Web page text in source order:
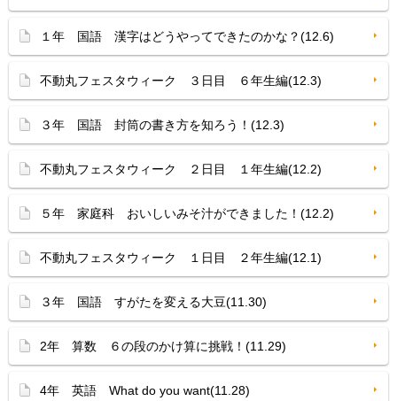
１年 国語 漢字はどうやってできたのかな？(12.6)
不動丸フェスタウィーク ３日目 ６年生編(12.3)
３年 国語 封筒の書き方を知ろう！(12.3)
不動丸フェスタウィーク ２日目 １年生編(12.2)
５年 家庭科 おいしいみそ汁ができました！(12.2)
不動丸フェスタウィーク １日目 ２年生編(12.1)
３年 国語 すがたを変える大豆(11.30)
2年 算数 ６の段のかけ算に挑戦！(11.29)
4年 英語 What do you want(11.28)